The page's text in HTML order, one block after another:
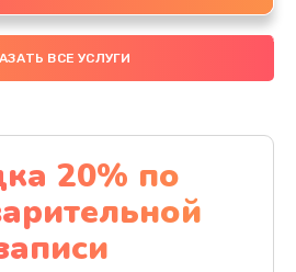
ВСЕ УСЛУГИ
20% по